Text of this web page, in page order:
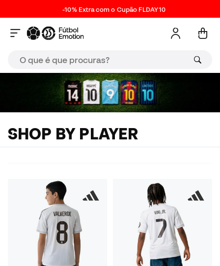
-10% Extra com o Cupão FLDAY10
SHOP BY PLAYER